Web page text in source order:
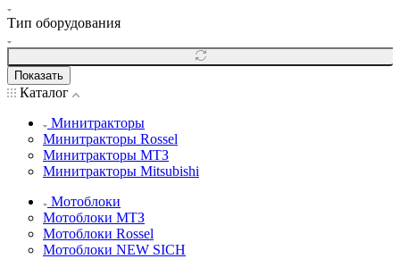
Тип оборудования
Показать
Каталог
Минитракторы
Минитракторы Rossel
Минитракторы МТЗ
Минитракторы Mitsubishi
Мотоблоки
Мотоблоки МТЗ
Мотоблоки Rossel
Мотоблоки NEW SICH